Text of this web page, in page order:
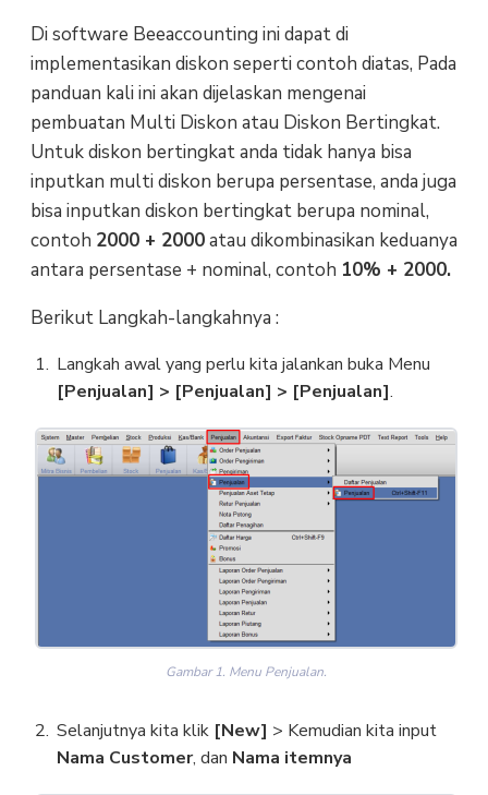
Di software Beeaccounting ini dapat di
implementasikan diskon seperti contoh diatas, Pada
panduan kali ini akan dijelaskan mengenai
pembuatan Multi Diskon atau Diskon Bertingkat.
Untuk diskon bertingkat anda tidak hanya bisa
inputkan multi diskon berupa persentase, anda juga
bisa inputkan diskon bertingkat berupa nominal,
contoh 2000 + 2000atau dikombinasikan keduanya
antara persentase + nominal, contoh 10% + 2000.
Berikut Langkah-langkahnya :
Langkah awal yang perlu kita jalankan buka Menu
[Penjualan] > [Penjualan] > [Penjualan].
Gambar 1. Menu Penjualan.
Selanjutnya kita klik [New] > Kemudian kita input
Nama Customer, dan Nama itemnya